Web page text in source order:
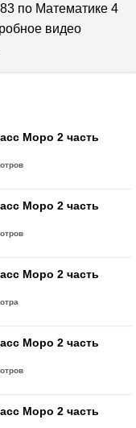
по Математике 4
видео
Моро 2 часть
Моро 2 часть
Моро 2 часть
Моро 2 часть
Моро 2 часть